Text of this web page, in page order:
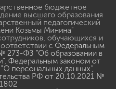
бюджетное
высшего образования
педагогический
Козьмы Минина"
обучающихся и
с Федеральным
273-ФЗ "Об образовании в
, Федеральным законом от
персональных данных",
РФ от 20.10.2021 №
1802